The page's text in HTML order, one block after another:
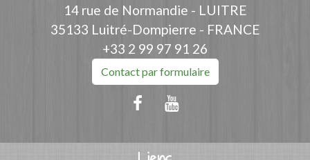
14 rue de Normandie - LUITRE
35133 Luitré-Dompierre - FRANCE
+33 2 99 97 91 26
Contact par formulaire